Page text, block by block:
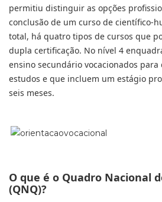
permitiu distinguir as opções
conclusão de um curso de científico-
total, há quatro tipos de cursos que
dupla certificação. No nível 4
ensino secundário vocacionados
estudos e que incluem um estágio
seis meses.
O que é o Quadro Nacional
(QNQ)?